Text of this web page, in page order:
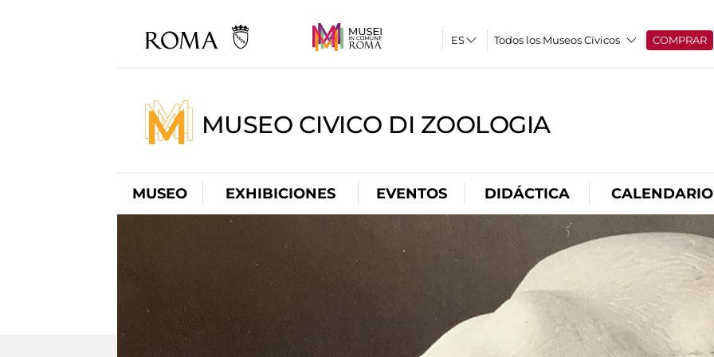
Todos los Museos Cívicos COMPRAR
MUSEO CIVICO DI ZOOLOGIA
MUSEO EXHIBICIONES EVENTOS DIDÁCTICA CALENDARIO